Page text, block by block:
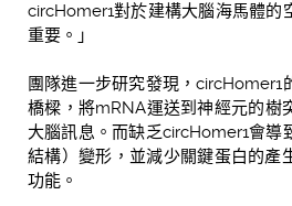
circHomer1對於建構大腦海馬體的
重要。」
團隊進一步研究發現，circHomer1
橋樑，將mRNA運送到神經元的樹
大腦訊息。而缺乏circHomer1會導
結構）變形，並減少關鍵蛋白的產
功能。